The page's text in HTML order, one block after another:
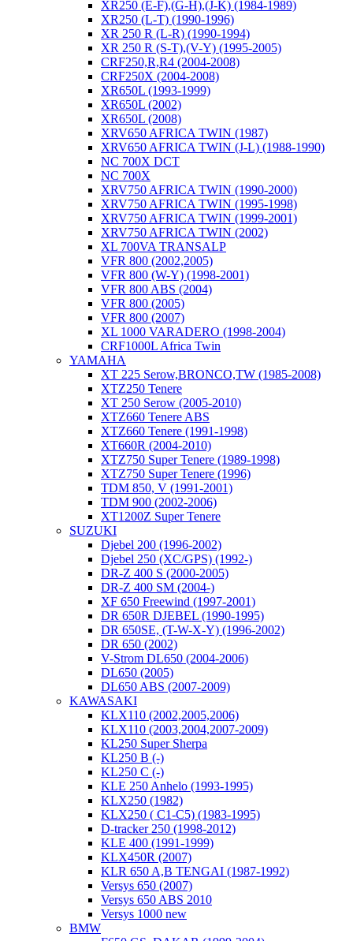
XR250 (E-F),(G-H),(J-K) (1984-1989)
XR250 (L-T) (1990-1996)
XR 250 R (L-R) (1990-1994)
XR 250 R (S-T),(V-Y) (1995-2005)
CRF250,R,R4 (2004-2008)
CRF250X (2004-2008)
XR650L (1993-1999)
XR650L (2002)
XR650L (2008)
XRV650 AFRICA TWIN (1987)
XRV650 AFRICA TWIN (J-L) (1988-1990)
NC 700X DCT
NC 700X
XRV750 AFRICA TWIN (1990-2000)
XRV750 AFRICA TWIN (1995-1998)
XRV750 AFRICA TWIN (1999-2001)
XRV750 AFRICA TWIN (2002)
XL 700VA TRANSALP
VFR 800 (2002,2005)
VFR 800 (W-Y) (1998-2001)
VFR 800 ABS (2004)
VFR 800 (2005)
VFR 800 (2007)
XL 1000 VARADERO (1998-2004)
CRF1000L Africa Twin
YAMAHA
XT 225 Serow,BRONCO,TW (1985-2008)
XTZ250 Tenere
XT 250 Serow (2005-2010)
XTZ660 Tenere ABS
XTZ660 Tenere (1991-1998)
XT660R (2004-2010)
XTZ750 Super Tenere (1989-1998)
XTZ750 Super Tenere (1996)
TDM 850, V (1991-2001)
TDM 900 (2002-2006)
XT1200Z Super Tenere
SUZUKI
Djebel 200 (1996-2002)
Djebel 250 (XC/GPS) (1992-)
DR-Z 400 S (2000-2005)
DR-Z 400 SM (2004-)
XF 650 Freewind (1997-2001)
DR 650R DJEBEL (1990-1995)
DR 650SE, (T-W-X-Y) (1996-2002)
DR 650 (2002)
V-Strom DL650 (2004-2006)
DL650 (2005)
DL650 ABS (2007-2009)
KAWASAKI
KLX110 (2002,2005,2006)
KLX110 (2003,2004,2007-2009)
KL250 Super Sherpa
KL250 B (-)
KL250 C (-)
KLE 250 Anhelo (1993-1995)
KLX250 (1982)
KLX250 ( C1-C5) (1983-1995)
D-tracker 250 (1998-2012)
KLE 400 (1991-1999)
KLX450R (2007)
KLR 650 A,B TENGAI (1987-1992)
Versys 650 (2007)
Versys 650 ABS 2010
Versys 1000 new
BMW